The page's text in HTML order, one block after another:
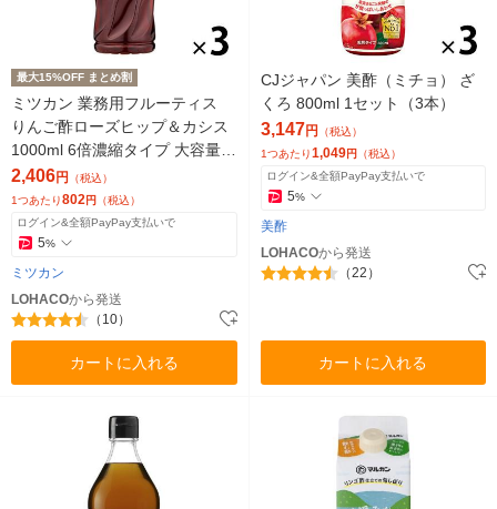
最大15%OFF まとめ割
ミツカン 業務用フルーティス
りんご酢ローズヒップ＆カシス
1000ml 6倍濃縮タイプ 大容量
飲むお酢 リンゴ酢（イチオシ）
2,406円 （税込）
1つあたり802円 （税込）
ログイン&全額PayPay支払いで
5%
ミツカン
LOHACOから発送
（10）
カートに入れる
CJジャパン 美酢（ミチョ） ざ
くろ 800ml 1セット（3本）
3,147円 （税込）
1つあたり1,049円 （税込）
ログイン&全額PayPay支払いで
5%
美酢
LOHACOから発送
（22）
カートに入れる